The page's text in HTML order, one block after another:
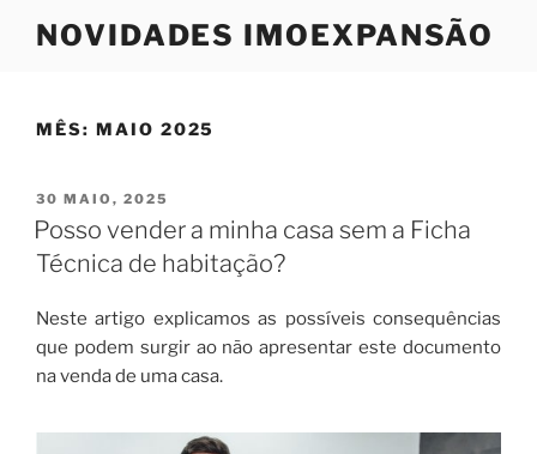
NOVIDADES IMOEXPANSÃO
MÊS: MAIO 2025
PUBLICADO
EM
30 MAIO, 2025
Posso vender a minha casa sem a Ficha
Técnica de habitação?
Neste artigo explicamos as possíveis consequências
que podem surgir ao não apresentar este documento
na venda de uma casa.